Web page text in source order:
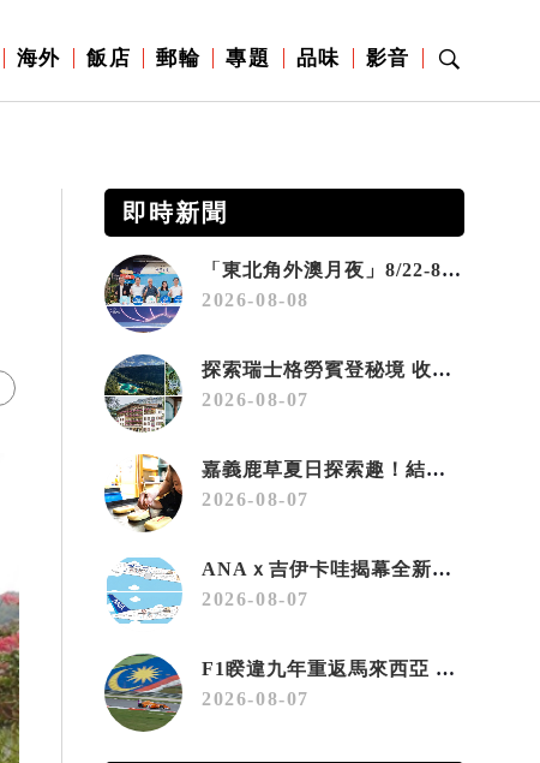
海外 飯店 郵輪 專題 品味 影音
即時新聞
「東北角外澳月夜」8/22-8/23浪漫登場 串聯五漁村、音樂、市集、火舞與慢旅共度夏夜
2026-08-08
探索瑞士格勞賓登秘境 收藏六種阿爾卑斯夏日療癒之旅
2026-08-07
嘉義鹿草夏日探索趣！結合科學、農場與自然的親子小旅行
2026-08-07
ANAｘ吉伊卡哇揭幕全新彩繪機「Chiikawa JET」
2026-08-07
F1睽違九年重返馬來西亞 三大國際賽事打造10月運動旅遊熱潮 賽車、自行車、路跑同週登場
2026-08-07